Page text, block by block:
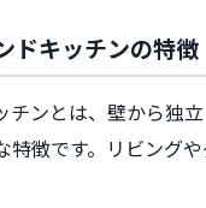
ドキッチンの特徴
チンとは、壁から独
特徴です。リビング